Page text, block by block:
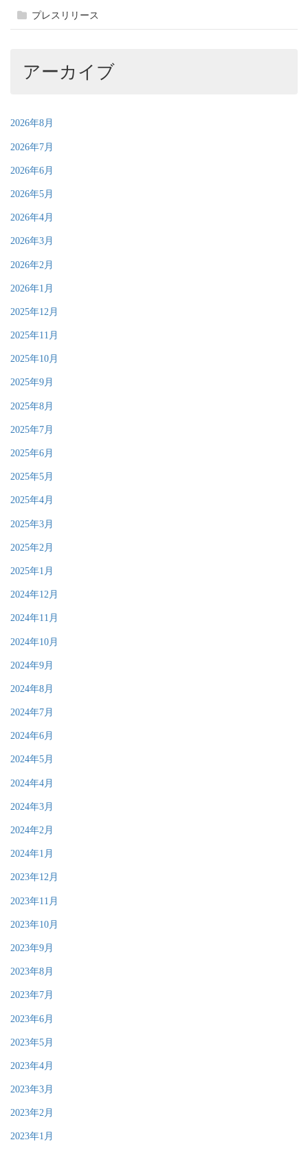
プレスリリース
アーカイブ
2026年8月
2026年7月
2026年6月
2026年5月
2026年4月
2026年3月
2026年2月
2026年1月
2025年12月
2025年11月
2025年10月
2025年9月
2025年8月
2025年7月
2025年6月
2025年5月
2025年4月
2025年3月
2025年2月
2025年1月
2024年12月
2024年11月
2024年10月
2024年9月
2024年8月
2024年7月
2024年6月
2024年5月
2024年4月
2024年3月
2024年2月
2024年1月
2023年12月
2023年11月
2023年10月
2023年9月
2023年8月
2023年7月
2023年6月
2023年5月
2023年4月
2023年3月
2023年2月
2023年1月